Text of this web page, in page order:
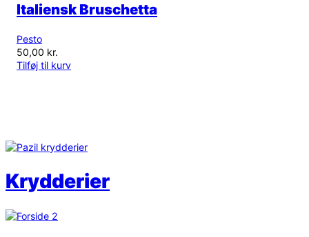
Italiensk Bruschetta
Pesto
50,00 kr.
Tilføj til kurv
Krydderier